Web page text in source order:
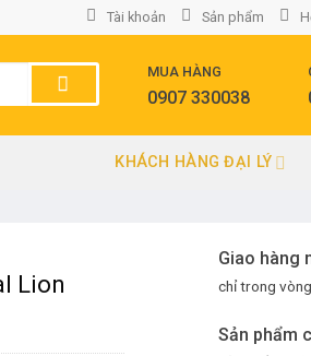
Tài khoản Sản phẩm
MUA HÀNG
0907 330038
KHÁCH HÀNG ĐẠI LÝ
Giao hàng
chỉ trong
Sản phẩm
Lion